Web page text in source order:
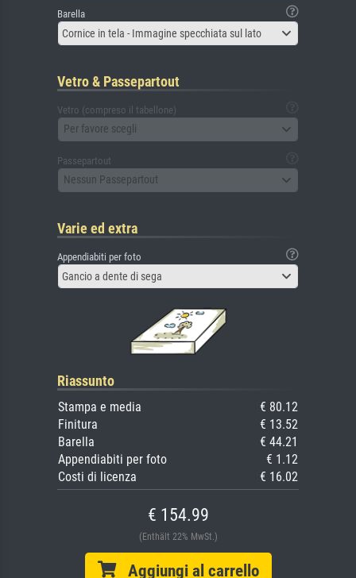
Barella
Cornice in tela - Immagine specchiata sul lato
Vetro & Passepartout
Vetro (compreso il tabellone)
Per favore scegli
Passepartout
Nessun Passepartout
Varie ed extra
Appendiabiti per foto
Gancio a dente di sega
Riassunto
Stampa e media
€ 80.12
Finitura
€ 13.52
Barella
€ 44.21
Appendiabiti per foto
€ 1.12
Costi di licenza
€ 16.02
€ 154.99
(Enthält 22% MwSt.)
Aggiungi al carrello